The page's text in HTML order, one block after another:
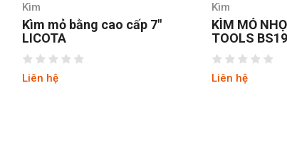
Kìm
Kìm mỏ bằng cao cấp 7″
LICOTA
Liên hệ
Kìm
KÌM MỎ
TOOLS
8INCH/
Liên hệ